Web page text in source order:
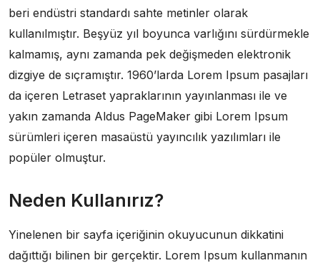
beri endüstri standardı sahte metinler olarak
kullanılmıştır. Beşyüz yıl boyunca varlığını sürdürmekle
kalmamış, aynı zamanda pek değişmeden elektronik
dizgiye de sıçramıştır. 1960’larda Lorem Ipsum pasajları
da içeren Letraset yapraklarının yayınlanması ile ve
yakın zamanda Aldus PageMaker gibi Lorem Ipsum
sürümleri içeren masaüstü yayıncılık yazılımları ile
popüler olmuştur.
Neden Kullanırız?
Yinelenen bir sayfa içeriğinin okuyucunun dikkatini
dağıttığı bilinen bir gerçektir. Lorem Ipsum kullanmanın